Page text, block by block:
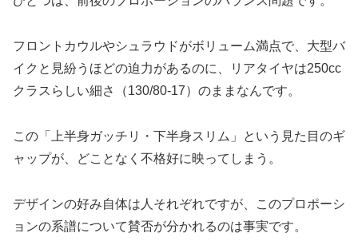
フロントカウルやシュラウドがボリューム満点で、大型バ
イクと見紛うほどの迫力があるのに、リアタイヤは250cc
クラスらしい細さ（130/80-17）のままなんです。
この「上半身ガッチリ・下半身スリム」という見た目のギ
ャップが、どことなく不格好に映ってしまう。
デザインの好み自体は人それぞれですが、このプロポーシ
ョンの系譜について賛否が分かれるのは事実です。